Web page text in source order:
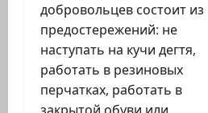
добровольцев состоит из
предостережений: не
наступать на кучи дегтя,
работать в резиновых
перчатках, работать в